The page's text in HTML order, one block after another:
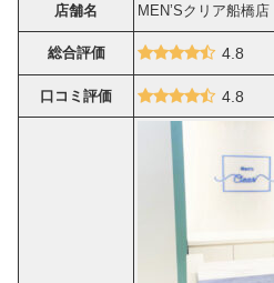
店舗名 MEN’Sクリア船橋店
総合評価 4.8
口コミ評価 4.8